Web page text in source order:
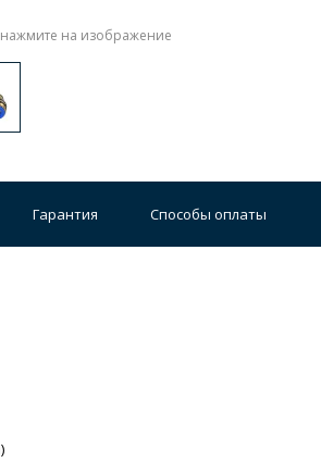
на изображение
Гарантия Способы оплаты